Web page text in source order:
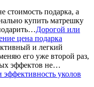
стоимость подарка, а
купить матрешку
Дорогой или
цена подарка
и легкий
его уже второй раз,
эффектов не…
уколов